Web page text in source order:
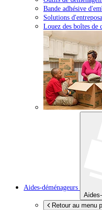
Bande adhésive
Solutions
Louez des boîtes de
Aides-déménageurs
Retour au menu